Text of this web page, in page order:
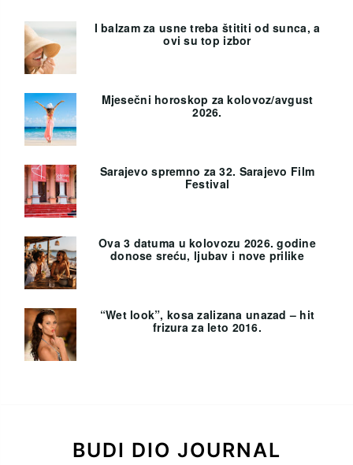
I balzam za usne treba štititi od sunca, a
ovi su top izbor
Mjesečni horoskop za kolovoz/avgust
2026.
Sarajevo spremno za 32. Sarajevo Film
Festival
Ova 3 datuma u kolovozu 2026. godine
donose sreću, ljubav i nove prilike
“Wet look”, kosa zalizana unazad – hit
frizura za leto 2016.
BUDI DIO JOURNAL